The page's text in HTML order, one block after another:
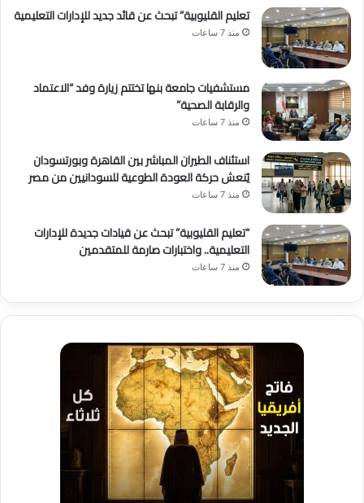
تعليم القليوبية” تبحث عن قائد جديد للإدارات التعليمية
منذ 7 ساعات
مستشفيات جامعة بنها تختتم زيارة وفد “الاعتماد
والرقابة الصحية”
منذ 7 ساعات
استئناف الطيران المباشر بين القاهرة وبورتسودان
يُنعش حركة العودة الطوعية للسودانيين من مصر
منذ 7 ساعات
“تعليم القليوبية” تبحث عن قيادات جديدة للإدارات
التعليمية.. واختبارات صارمة للمتقدمين
منذ 7 ساعات